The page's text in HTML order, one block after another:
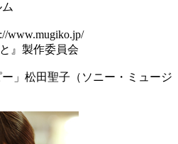
www.mugiko.jp/
』製作委員会
」松田聖子（ソニー・ミュージ